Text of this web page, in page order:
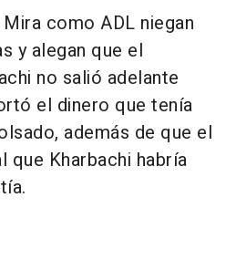
como ADL niegan
y alegan que el
no salió adelante
el dinero que tenía
además de que el
Kharbachi habría